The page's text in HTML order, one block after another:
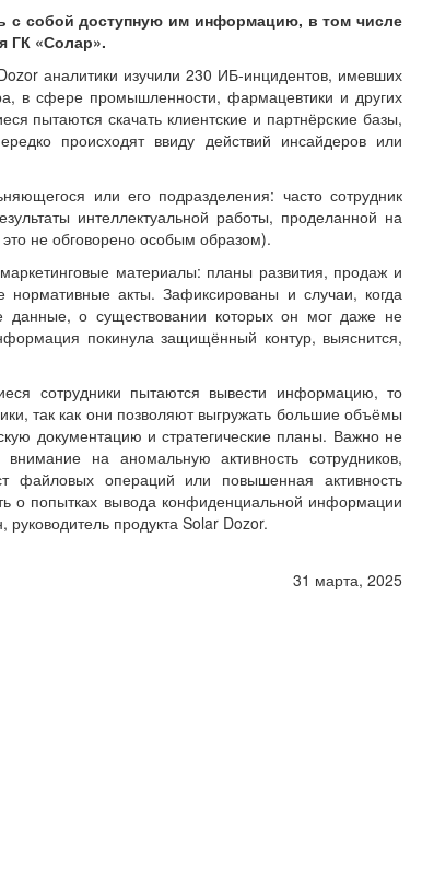
с собой доступную им информацию, в том числе
ГК «Солар».
аналитики изучили 230 ИБ-инцидентов, имевших
в сфере промышленности, фармацевтики и других
пытаются скачать клиентские и партнёрские базы,
происходят ввиду действий инсайдеров или
или его подразделения: часто сотрудник
интеллектуальной работы, проделанной на
не обговорено особым образом).
материалы: планы развития, продаж и
акты. Зафиксированы и случаи, когда
данные, о существовании которых он мог даже не
покинула защищённый контур, выяснится,
сотрудники пытаются вывести информацию, то
так как они позволяют выгружать большие объёмы
документацию и стратегические планы. Важно не
на аномальную активность сотрудников,
файловых операций или повышенная активность
о попытках вывода конфиденциальной информации
продукта Solar Dozor.
31 марта, 2025